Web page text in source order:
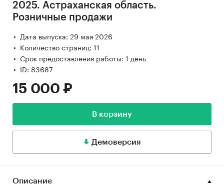
2025. Астраханская область.
Розничные продажи
Дата выпуска: 29 мая 2026
Количество страниц: 11
Срок предоставления работы: 1 день
ID: 83687
15 000 ₽
В корзину
Демоверсия
Описание